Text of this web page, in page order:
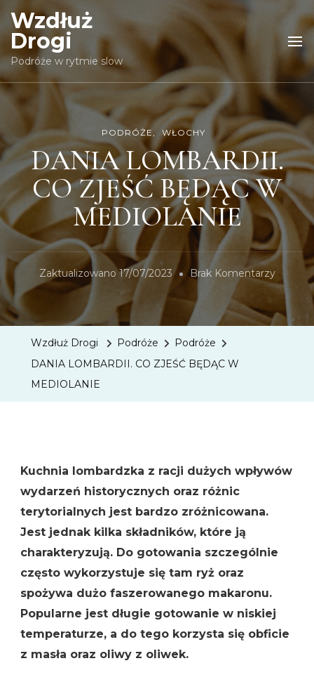
Wzdłuż
Drogi
Podróże w rytmie slow
PODRÓŻE WŁOCHY
DANIA LOMBARDII.
CO ZJEŚĆ BĘDĄC W
MEDIOLANIE
Zaktualizowano17/07/2023 Brak KomentarzyDo
DANIA
Wzdłuż Drogi Podróże
Podróże
DANIA LOMBARDII. CO ZJEŚĆ BĘDĄC W
MEDIOLANIE
Kuchnia lombardzka z racji dużych wpływów
wydarzeń historycznych oraz różnic
terytorialnych jest bardzo zróżnicowana.
Jest jednak kilka składników, które ją
charakteryzują. Do gotowania szczególnie
często wykorzystuje się tam ryż oraz
spożywa dużo faszerowanego makaronu.
Popularne jest długie gotowanie w niskiej
temperaturze, a do tego korzysta się obficie
z masła oraz oliwy z oliwek.